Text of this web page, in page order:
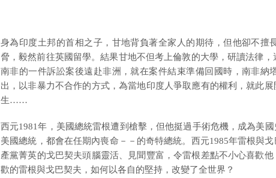
身為印度土邦的首相之子，甘地背負著全家人的期待，但他卻不擅
脅，毅然前往英國留學。結果甘地不但考上倫敦的大學，研讀法律
南非的一件訴訟案後遠赴非洲，就在案件結束準備回國時，南非納
出，以非暴力不合作的方式，為當地印度人爭取應有的權利，就此
生……
西元1981年，美國總統雷根遭到槍擊，但他挺過手術危機，成為美
美國總統，都會在任期內喪命－－的奇特總統。西元1985年雷根與
產黨菁英的戈巴契夫頭腦靈活、見聞豐富，令雷根差點不小心喜歡
歡的雷根與戈巴契夫，如何以各自的堅持，改變了全世界？